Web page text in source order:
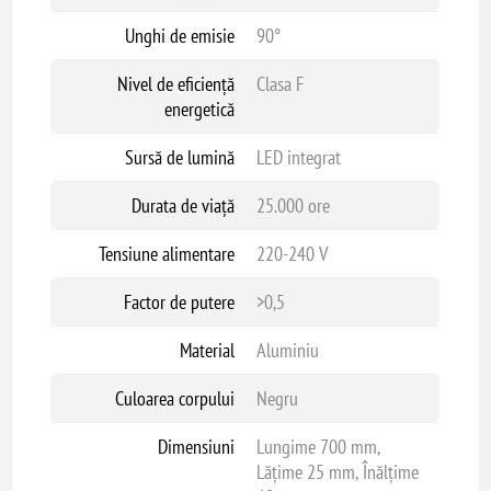
Unghi de emisie
90°
Nivel de eficiență
energetică
Clasa F
Sursă de lumină
LED integrat
Durata de viață
25.000 ore
Tensiune alimentare
220-240 V
Factor de putere
>0,5
Material
Aluminiu
Culoarea corpului
Negru
Dimensiuni
Lungime 700 mm,
Lățime 25 mm, Înălțime